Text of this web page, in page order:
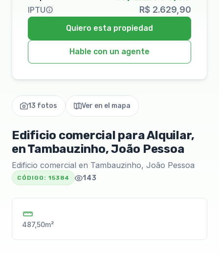
13 fotos Ver en el mapa
Edificio comercial para Alquilar,
en Tambauzinho, João Pessoa
Edificio comercial en Tambauzinho, João Pessoa
CÓDIGO: 15384 143
487,50m²
IPTU R$ 2.629,90
Quiero esta propiedad
Hable con un agente